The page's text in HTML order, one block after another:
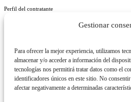
Gestionar
Para ofrecer la mejor experiencia, utilizamos
almacenar y/o acceder a información del
tecnologías nos permitirá tratar datos como el
identificadores únicos en este sitio. No
afectar negativamente a determinadas
Perfil del contratante